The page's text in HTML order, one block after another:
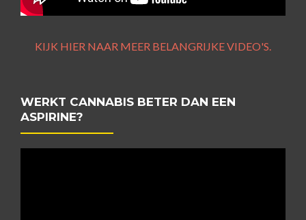
KIJK HIER NAAR MEER BELANGRIJKE VIDEO'S.
WERKT CANNABIS BETER DAN EEN
ASPIRINE?